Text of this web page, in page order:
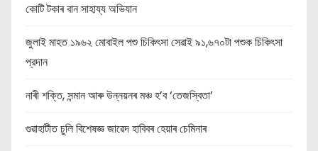
কোটি টকাৰ বান সাহায্য অভিযান
জুলাই মাহত ১৯৬২ মোবাইল পশু চিকিৎসা সেৱাই ৯১,৬৭০টা পশুক চিকিৎসা
প্রদান
নাৰী শক্তি, সন্মান আৰু উন্নয়নৰ মঞ্চ হ’ব ‘তেজস্বিতা’
গুৱাহাটীত চুলি বিশেষজ্ঞ জাৱেদ হাবিবৰ হেয়াৰ চেমিনাৰ